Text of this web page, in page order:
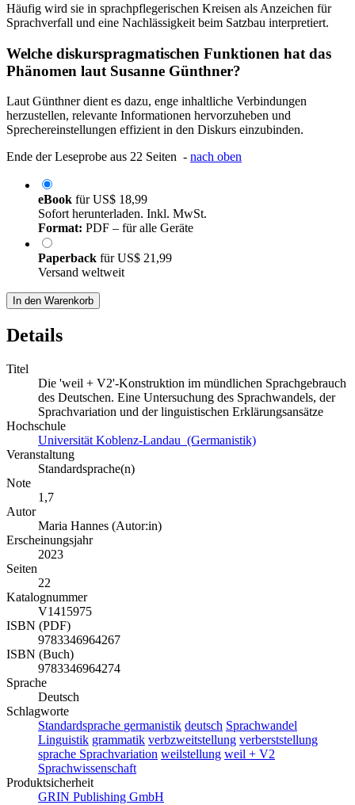
Häufig wird sie in sprachpflegerischen Kreisen als Anzeichen für
Sprachverfall und eine Nachlässigkeit beim Satzbau interpretiert.
Welche diskurspragmatischen Funktionen hat das
Phänomen laut Susanne Günthner?
Laut Günthner dient es dazu, enge inhaltliche Verbindungen
herzustellen, relevante Informationen hervorzuheben und
Sprechereinstellungen effizient in den Diskurs einzubinden.
Ende der Leseprobe aus 22 Seiten - nach oben
eBook fürUS$ 18,99
Sofort herunterladen. Inkl. MwSt.
Format: PDF – für alle Geräte
Paperback fürUS$ 21,99
Versand weltweit
In den Warenkorb
Details
Titel
Die 'weil + V2'-Konstruktion im mündlichen Sprachgebrauch
des Deutschen. Eine Untersuchung des Sprachwandels, der
Sprachvariation und der linguistischen Erklärungsansätze
Hochschule
Universität Koblenz-Landau (Germanistik)
Veranstaltung
Standardsprache(n)
Note
1,7
Autor
Maria Hannes (Autor:in)
Erscheinungsjahr
2023
Seiten
22
Katalognummer
V1415975
ISBN (PDF)
9783346964267
ISBN (Buch)
9783346964274
Sprache
Deutsch
Schlagworte
Standardsprache germanistik deutsch Sprachwandel
Linguistik grammatik verbzweitstellung verberststellung
sprache Sprachvariation weilstellung weil + V2
Sprachwissenschaft
Produktsicherheit
GRIN Publishing GmbH